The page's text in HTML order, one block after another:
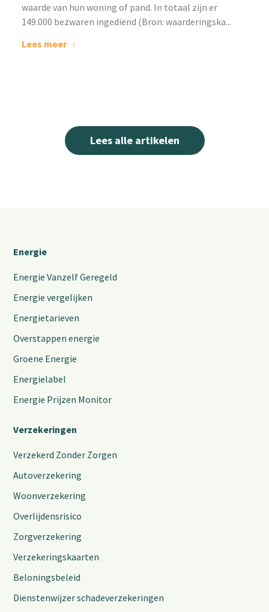
waarde van hun woning of pand. In totaal zijn er
149.000 bezwaren ingediend (Bron: waarderingska...
Lees meer
Lees alle artikelen
Energie
Energie Vanzelf Geregeld
Energie vergelijken
Energietarieven
Overstappen energie
Groene Energie
Energielabel
Energie Prijzen Monitor
Verzekeringen
Verzekerd Zonder Zorgen
Autoverzekering
Woonverzekering
Overlijdensrisico
Zorgverzekering
Verzekeringskaarten
Beloningsbeleid
Dienstenwijzer schadeverzekeringen